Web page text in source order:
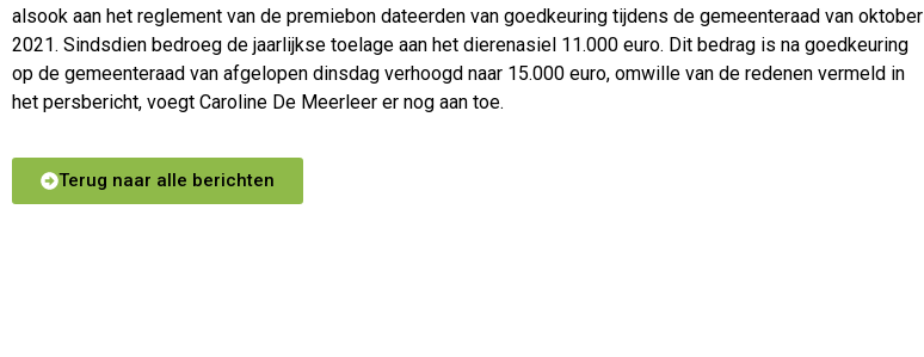
alsook aan het reglement van de premiebon dateerden van goedkeuring tijdens de gemeenteraad van oktober
2021. Sindsdien bedroeg de jaarlijkse toelage aan het dierenasiel 11.000 euro. Dit bedrag is na goedkeuring
op de gemeenteraad van afgelopen dinsdag verhoogd naar 15.000 euro, omwille van de redenen vermeld in
het persbericht, voegt Caroline De Meerleer er nog aan toe.
Terug naar alle berichten